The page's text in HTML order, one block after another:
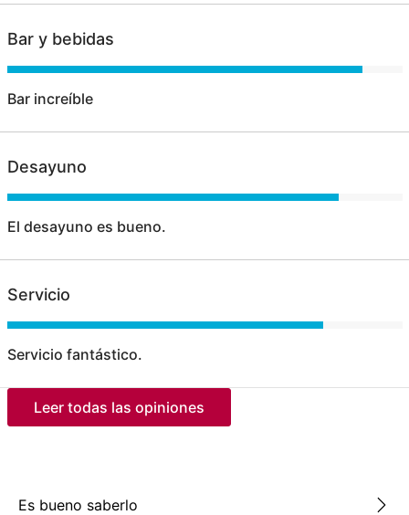
Bar y bebidas
Bar increíble
Desayuno
El desayuno es bueno.
Servicio
Servicio fantástico.
Leer todas las opiniones
Es bueno saberlo